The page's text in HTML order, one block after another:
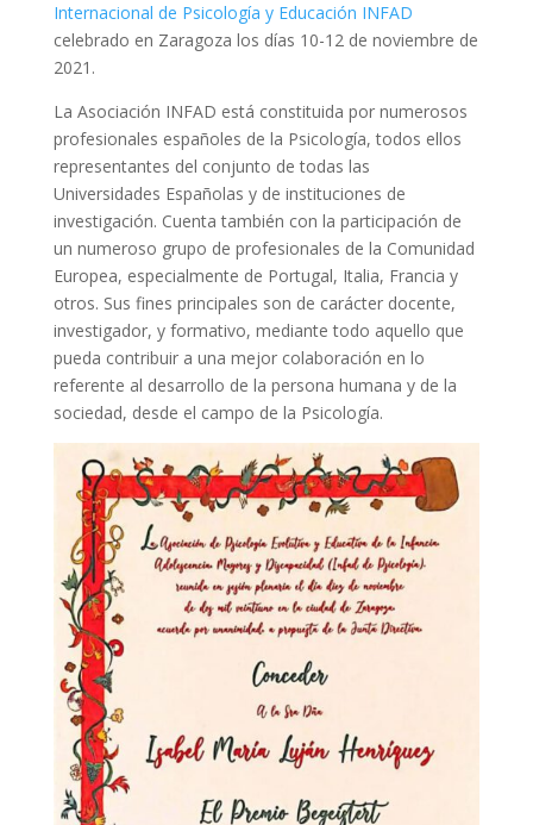
Internacional de Psicología y Educación INFAD
celebrado en Zaragoza los días 10-12 de noviembre de
2021.
La Asociación INFAD está constituida por numerosos
profesionales españoles de la Psicología, todos ellos
representantes del conjunto de todas las
Universidades Españolas y de instituciones de
investigación. Cuenta también con la participación de
un numeroso grupo de profesionales de la Comunidad
Europea, especialmente de Portugal, Italia, Francia y
otros. Sus fines principales son de carácter docente,
investigador, y formativo, mediante todo aquello que
pueda contribuir a una mejor colaboración en lo
referente al desarrollo de la persona humana y de la
sociedad, desde el campo de la Psicología.